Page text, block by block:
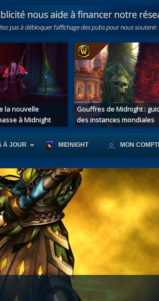
la nouvelle
à Midnight
Gouffres de Midnight :
des instances mondiales
GUIDES
Scénario de Chromie
Les bastonneurs
Rivage Brisé
Débloquer le vol
Les invasions
Arme prodigieuse
Les réputations
Les
Les
Les jouets
Les
Les
Les métiers
À JOUR MIDNIGHT MON